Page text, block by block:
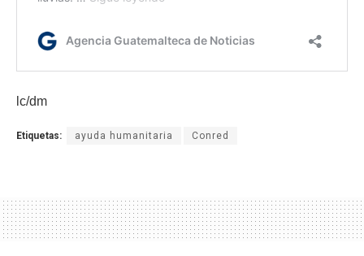
lc/dm
Etiquetas: ayuda humanitaria Conred